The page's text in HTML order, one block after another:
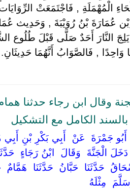
الْمُهْمَلَةِ , فَاجْتَمَعَتْ
اِبْن عُمَارَةَ بْنُ رُوَيْبَةَ ,
النَّارَ أَحَدٌ صَلَّى قَبْلَ طُلُوع
, فَالصَّوَابُ أَنَّهُمَا حَدِيثَانِ.
وقال ابن رجاء حدثنا
الكامل مع التشكيل
‏أَبُو جَمْرَةَ ‏ ‏عَنْ ‏ ‏أَبِي بَكْرِ بْنِ
الْجَنَّةَ ‏ ‏وَقَالَ ‏ ‏ابْنُ رَجَاءٍ
‏حَدَّثَنَا ‏ ‏حَبَّانُ ‏ ‏حَدَّثَنَا
‏مِثْلَهُ